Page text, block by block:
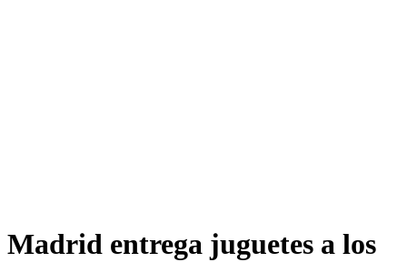
Madrid entrega juguetes a los